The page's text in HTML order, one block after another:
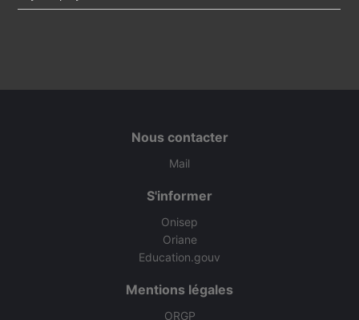
Nous contacter
Mail
S'informer
Onisep
Oriane
Education.gouv
Mentions légales
ORGP